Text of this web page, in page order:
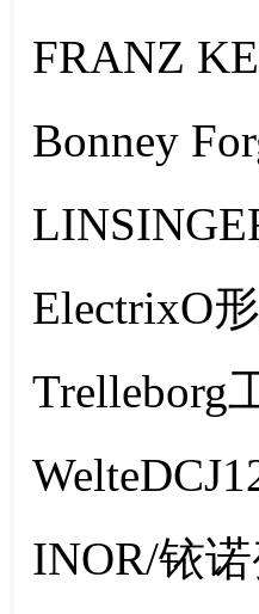
FRANZ
Bonney
ElectrixO
Trelleborg
INOR/铱